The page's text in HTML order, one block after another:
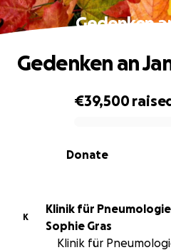
Gedenken
0% complete
€39,500
Donate
Gedenken an
K
Klinik für Pneumologie
Sophie Gras
Klinik für